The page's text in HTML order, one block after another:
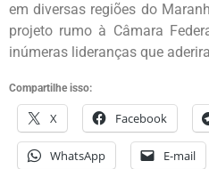
em diversas regiões do
projeto rumo à Câmara
inúmeras lideranças que
Compartilhe isso:
X Facebook
WhatsApp E-mail